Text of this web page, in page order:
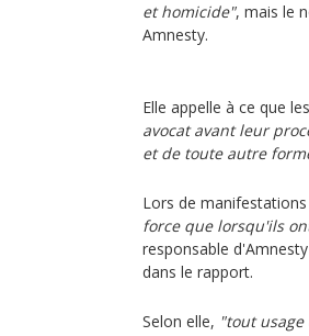
et homicide", mais le
Amnesty.
Elle appelle à ce que
avocat avant leur
et de toute autre
Lors de
force que lorsqu'ils
responsable
dans le rapport.
Selon elle, "tout